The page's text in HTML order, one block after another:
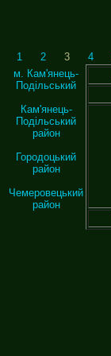
1
2 3 4
м. Кам'янець-
Подільський
Кам'янець-
Подільський
район
Городоцький
район
Чемеровецький
район